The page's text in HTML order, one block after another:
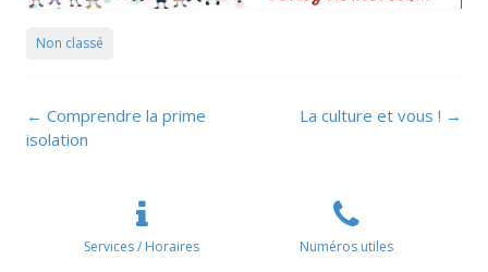
Non classé
Navigation
de
← Comprendre la prime
isolation
La culture et vous ! →
Services / Horaires Numéros utiles